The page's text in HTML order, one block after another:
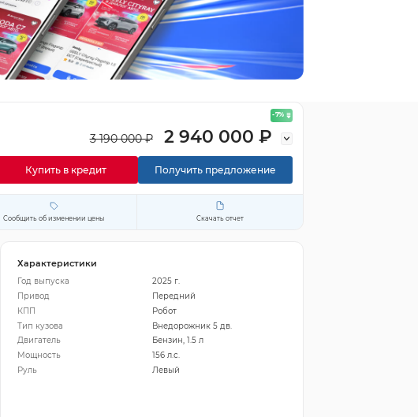
- 7%
3 190 000 ₽ 2 940 000 ₽
Купить в кредит Получить предложение
Сообщить об изменении цены Скачать отчет
Характеристики
Год выпуска
2025 г.
Привод
Передний
КПП
Робот
Тип кузова
Внедорожник 5 дв.
Двигатель
Бензин, 1.5 л
Мощность
156 л.с.
Руль
Левый